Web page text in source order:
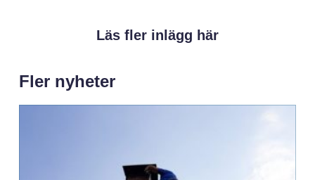
Läs fler inlägg här
Fler nyheter